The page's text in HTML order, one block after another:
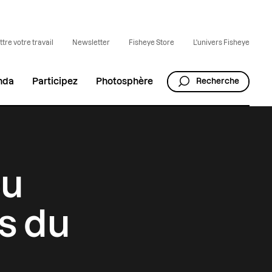
votre travail Newsletter Fisheye Store L'univers Fisheye
Participez Photosphère Recherche
du